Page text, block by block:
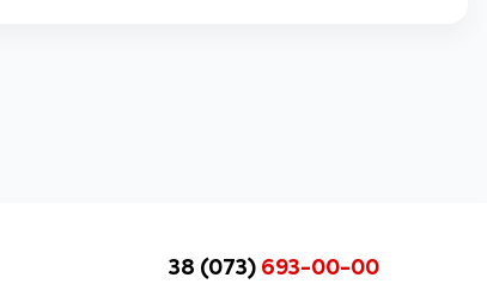
38 (073) 693-00-00